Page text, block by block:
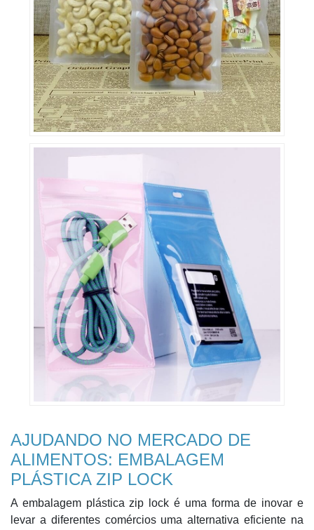
AJUDANDO NO MERCADO DE
ALIMENTOS: EMBALAGEM
PLÁSTICA ZIP LOCK
A embalagem plástica zip lock é uma forma de inovar e
levar a diferentes comércios uma alternativa eficiente na